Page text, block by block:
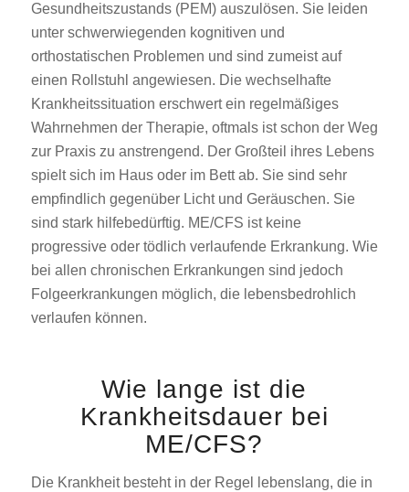
Gesundheitszustands (PEM) auszulösen. Sie leiden
unter schwerwiegenden kognitiven und
orthostatischen Problemen und sind zumeist auf
einen Rollstuhl angewiesen. Die wechselhafte
Krankheitssituation erschwert ein regelmäßiges
Wahrnehmen der Therapie, oftmals ist schon der Weg
zur Praxis zu anstrengend. Der Großteil ihres Lebens
spielt sich im Haus oder im Bett ab. Sie sind sehr
empfindlich gegenüber Licht und Geräuschen. Sie
sind stark hilfebedürftig. ME/CFS ist keine
progressive oder tödlich verlaufende Erkrankung. Wie
bei allen chronischen Erkrankungen sind jedoch
Folgeerkrankungen möglich, die lebensbedrohlich
verlaufen können.
Wie lange ist die
Krankheitsdauer bei
ME/CFS?
Die Krankheit besteht in der Regel lebenslang, die in